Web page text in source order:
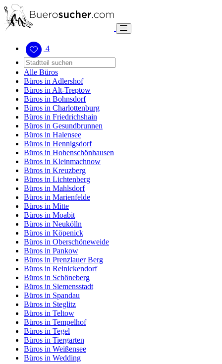
4
Alle Büros
Büros in Adlershof
Büros in Alt-Treptow
Büros in Bohnsdorf
Büros in Charlottenburg
Büros in Friedrichshain
Büros in Gesundbrunnen
Büros in Halensee
Büros in Hennigsdorf
Büros in Hohenschönhausen
Büros in Kleinmachnow
Büros in Kreuzberg
Büros in Lichtenberg
Büros in Mahlsdorf
Büros in Marienfelde
Büros in Mitte
Büros in Moabit
Büros in Neukölln
Büros in Köpenick
Büros in Oberschöneweide
Büros in Pankow
Büros in Prenzlauer Berg
Büros in Reinickendorf
Büros in Schöneberg
Büros in Siemensstadt
Büros in Spandau
Büros in Steglitz
Büros in Teltow
Büros in Tempelhof
Büros in Tegel
Büros in Tiergarten
Büros in Weißensee
Büros in Wedding